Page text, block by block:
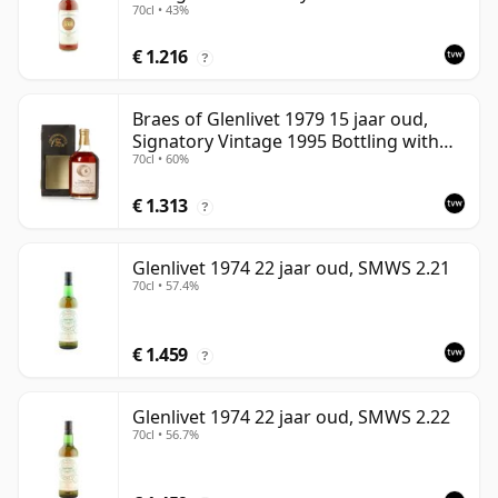
70cl • 43%
€ 1.216 ?
Braes of Glenlivet 1979 15 jaar oud,
Signatory Vintage 1995 Bottling with
Case - Cask 16040
70cl • 60%
€ 1.313 ?
Glenlivet 1974 22 jaar oud, SMWS 2.21
70cl • 57.4%
€ 1.459 ?
Glenlivet 1974 22 jaar oud, SMWS 2.22
70cl • 56.7%